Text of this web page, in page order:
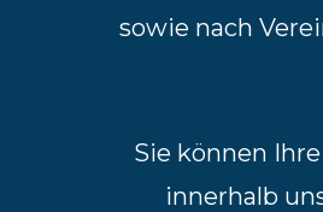
sowie nach
Sie können
innerhalb